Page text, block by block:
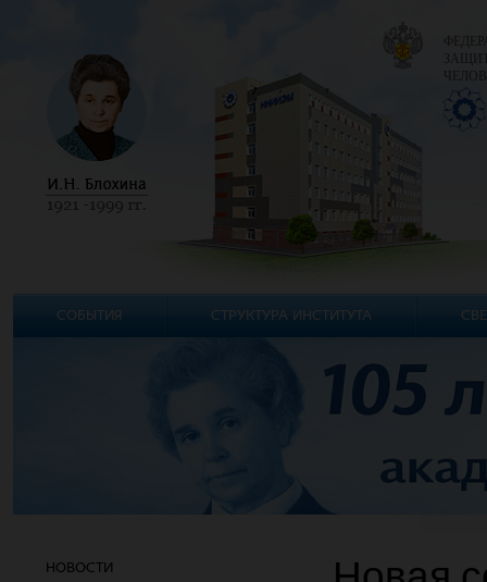
НОВОСТИ
СОБЫТИЯ СТРУКТУРА ИНСТИТУТА